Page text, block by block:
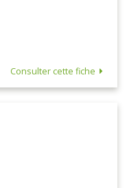
Consulter cette fiche